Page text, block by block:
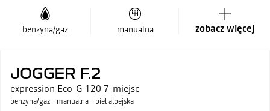
benzyna/gaz manualna zobacz więcej
JOGGER F.2
expression Eco-G 120 7-miejsc
benzyna/gaz - manualna - biel alpejska